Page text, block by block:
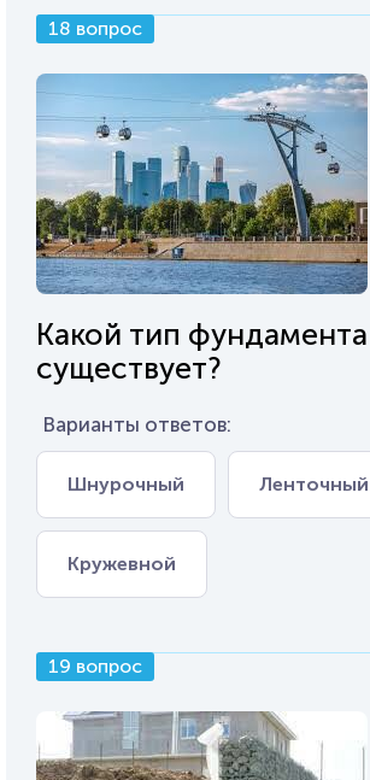
18 вопрос
Какой тип фундамента
существует?
Варианты ответов:
Шнурочный Ленточный
Кружевной
19 вопрос